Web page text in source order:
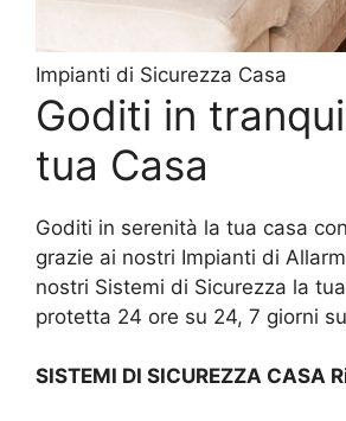
Impianti di Sicurezza Casa
Goditi in
tua Casa
Goditi in serenità la tua casa
grazie ai nostri Impianti di
nostri Sistemi di Sicurezza la
protetta 24 ore su 24, 7 giorni
SISTEMI DI SICUREZZA CASA